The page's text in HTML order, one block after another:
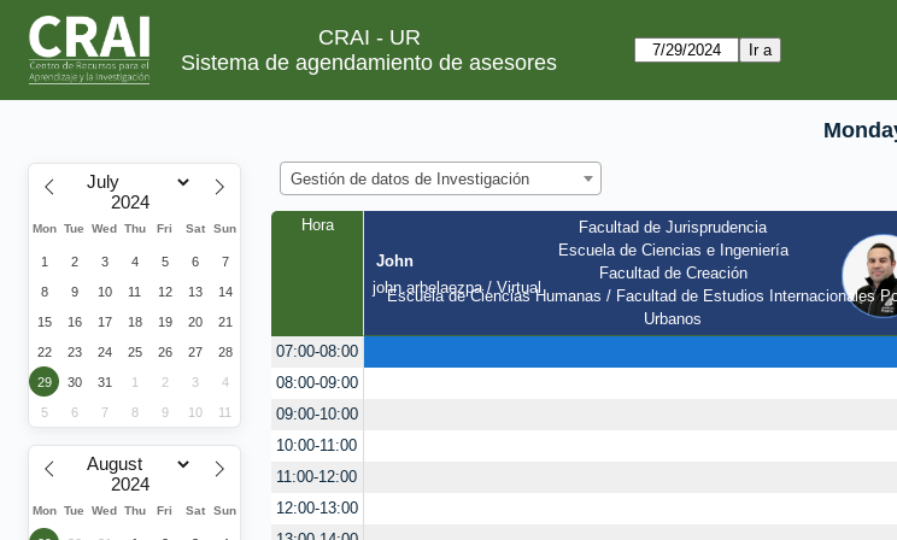
CRAI - UR
Sistema de agendamiento de asesores
Mon Tue Wed Thu Fri Sat Sun
1 2 3 4 5 6 7
8 9 10 11 12 13 14
15 16 17 18 19 20 21
22 23 24 25 26 27 28
29 30 31 1 2 3 4
5 6 7 8 9 10 11
Mon Tue Wed Thu Fri Sat Sun
Gestión de datos de Investigación
Hora
John
john.arbelaezpa / Virtual
Facultad de Jurisprudencia
Escuela de Ciencias e Ingeniería
Facultad de Creación
Escuela de Ciencias Humanas / Facultad de Estudios Internacionales
Urbanos
07:00-08:00
08:00-09:00
09:00-10:00
10:00-11:00
11:00-12:00
12:00-13:00